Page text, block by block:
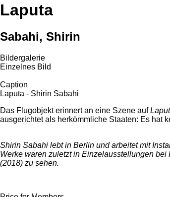
Laputa
Sabahi, Shirin
Bildergalerie
Einzelnes Bild
Caption
Laputa - Shirin Sabahi
Das Flugobjekt erinnert an eine Szene auf
ausgerichtet als herkömmliche Staaten: Es hat
Shirin Sabahi lebt in Berlin und arbeitet mit
Werke waren zuletzt in Einzelausstellungen
(2018) zu sehen.